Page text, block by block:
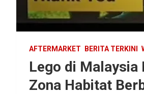
AFTERMARKET BERITA TERKINI
Lego di Malaysia
Zona Habitat